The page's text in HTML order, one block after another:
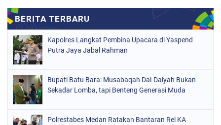
Kapolres Langkat Pembina Upacara di Yaspend
Putra Jaya Jabal Rahman
Bupati Batu Bara: Musabaqah Dai-Daiyah Bukan
Sekadar Lomba, tapi Benteng Generasi Muda
Polrestabes Medan Ratakan Bantaran Rel KA